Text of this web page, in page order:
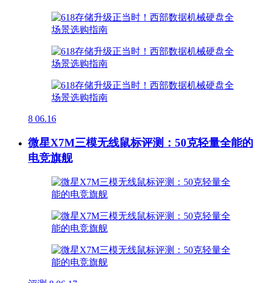
8 06.16
微星X7M三模无线鼠标评测：50克轻量全能的
电竞旗舰